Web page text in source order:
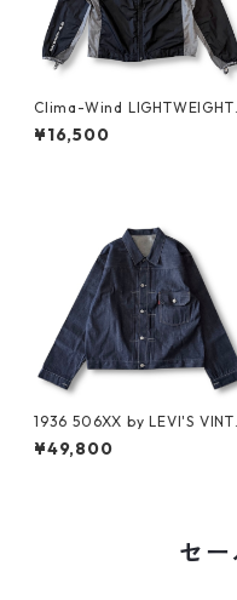
Clima-Wind LIGHTWEIGHT
KT by SALOMON
¥16,500
1936 506XX by LEVI'S
GE GLOTHING NO-WASH
¥49,800
セ